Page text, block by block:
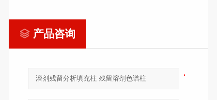
产品咨询